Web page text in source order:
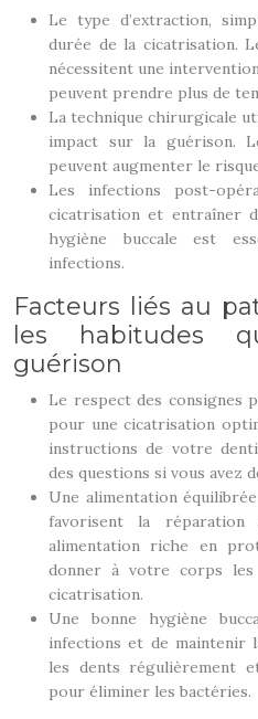
Le type d’extraction,
durée de la cicatrisation.
nécessitent une
peuvent prendre plus de
La technique chirurgicale
impact sur la guérison.
peuvent augmenter le
Les infections post-
cicatrisation et entraîner
hygiène buccale est
infections.
Facteurs liés au
les habitudes
guérison
Le respect des consignes
pour une cicatrisation
instructions de votre
des questions si vous avez
Une alimentation
favorisent la réparation
alimentation riche en
donner à votre corps les
cicatrisation.
Une bonne hygiène
infections et de maintenir
les dents régulièrement
pour éliminer les bactéries.